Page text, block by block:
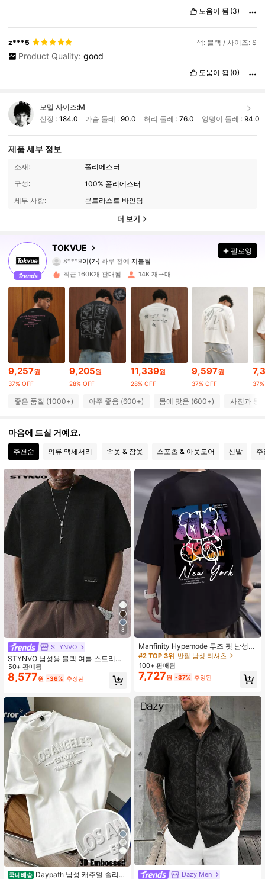
도움이 됨 (3)
z***5 색: 블랙 / 사이즈: S
Product Quality: good
도움이 됨 (0)
모델 사이즈:M
신장 : 184.0 가슴 둘레 :90.0 허리 둘레 : 76.0 엉덩이 둘레 : 94.0
제품 세부 정보
소재:
폴리에스터
구성:
100% 폴리에스터
세부 사항:
콘트라스트 바인딩
더 보기
TOKVUE
4.74
39K 팔로워
g***9다음1시간 전
39K 팔로워
39K 팔로워
4.74
4.74
39K 팔로워
39K 팔로워
팔로잉
최근 160K개 판매됨 14K 재구매
9,257원
37% OFF
9,205원
28% OFF
11,339원
28% OFF
9,597원
37% OFF
좋은 품질 (1000+) 아주 좋음 (600+) 몸에 맞음 (600+) 사진과 동
마음에 드실 거예요.
추천순 의류 액세서리 속옷 & 잠옷 스포츠 & 아웃도어 신발
8
STYNVO
STYNVO 남성용 블랙 여름 스트리트
웨어 시티 브레이크 라운드 넥 반팔 솔
리드 컬러 티셔츠, 오버사이즈 박시 드
롭 숄더 티, 캐주얼 루즈핏 배기 탑
50+ 판매됨
8,577원 -36% 추정된
9
국내배송 Daypath 남성 캐주얼 솔리드
Manfinity Hypemode 루즈 핏 남성
슬로건 그래픽 드롭 숄더 티셔츠
#2 TOP 3위 반팔 남성 티셔츠
100+ 판매됨
7,727원 -37% 추정된
Dazy Men